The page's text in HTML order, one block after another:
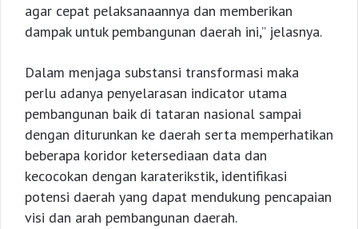
agar cepat pelaksanaannya dan memberikan
dampak untuk pembangunan daerah ini,” jelasnya.
Dalam menjaga substansi transformasi maka
perlu adanya penyelarasan indicator utama
pembangunan baik di tataran nasional sampai
dengan diturunkan ke daerah serta memperhatikan
beberapa koridor ketersediaan data dan
kecocokan dengan karaterikstik, identifikasi
potensi daerah yang dapat mendukung pencapaian
visi dan arah pembangunan daerah.